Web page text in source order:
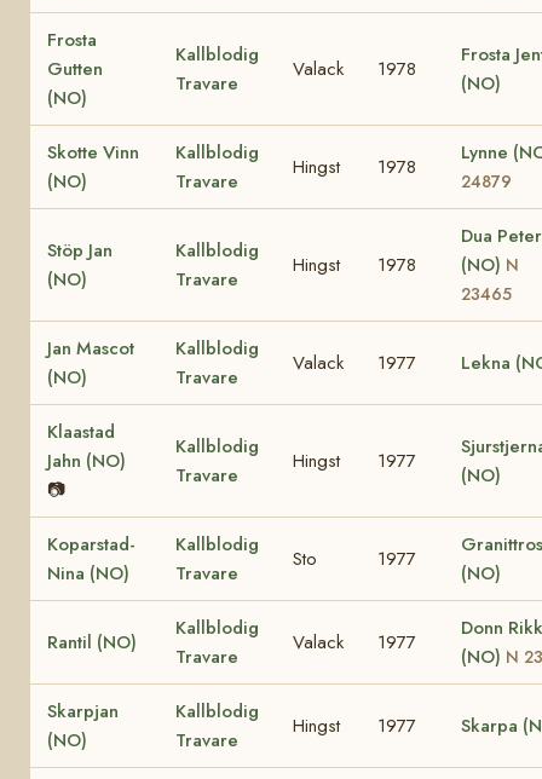
Frosta
Gutten
(NO)
Kallblodig
Travare
Valack 1978
Frosta
(NO)
Skotte Vinn
(NO)
Kallblodig
Travare
Hingst 1978
Lynne
24879
Stöp Jan
(NO)
Kallblodig
Travare
Hingst 1978
Dua
(NO) N
23465
Jan Mascot
(NO)
Kallblodig
Travare
Valack 1977 Lekna
Klaastad
Jahn (NO)
📷
Kallblodig
Travare
Hingst 1977
(NO)
Koparstad-
Nina (NO)
Kallblodig
Travare
Sto 1977
(NO)
Rantil (NO)
Kallblodig
Travare
Valack 1977
Donn
(NO) N
Skarpjan
(NO)
Kallblodig
Travare
Hingst 1977 Skarpa